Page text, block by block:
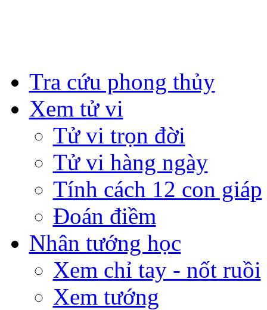
Tra cứu phong thủy
Xem tử vi
Tử vi trọn đời
Tử vi hàng ngày
Tính cách 12 con giáp
Đoán điềm
Nhân tướng học
Xem chỉ tay - nốt ruồi
Xem tướng